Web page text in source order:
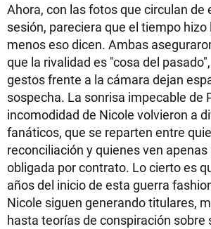
Ahora, con las fotos que circulan de
sesión, pareciera que el tiempo hizo
menos eso dicen. Ambas
que la rivalidad es "cosa del
gestos frente a la cámara dejan
sospecha. La sonrisa impecable de
incomodidad de Nicole volvieron a
fanáticos, que se reparten entre
reconciliación y quienes ven
obligada por contrato. Lo cierto es
años del inicio de esta guerra
Nicole siguen generando titulares,
hasta teorías de conspiración sobre